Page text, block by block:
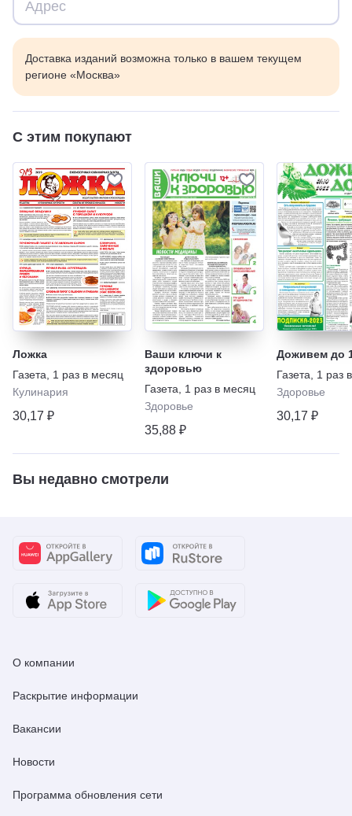
Доставка изданий возможна только в вашем текущем
регионе «Москва»
С этим покупают
Ложка
Газета
1 раз в месяц
Кулинария
30,17 ₽
Ваши ключи к
здоровью
Газета
1 раз в месяц
Здоровье
35,88 ₽
Доживем до
Газета
1 раз
Здоровье
30,17 ₽
Вы недавно смотрели
О компании
Раскрытие информации
Вакансии
Новости
Программа обновления сети